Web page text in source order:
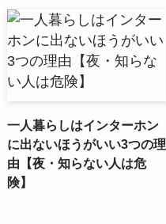
一人暮らしはインターホン
に出ないほうがいい3つの理
由【夜・知らない人は危
険】